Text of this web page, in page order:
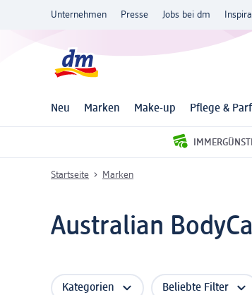
Unternehmen Presse Jobs bei dm
Neu Marken Make-up Pflege &
Startseite Marken
Australian
Kategorien Beliebte Filter